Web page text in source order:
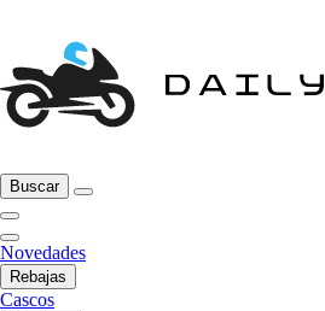
Buscar
Novedades
Rebajas
Cascos